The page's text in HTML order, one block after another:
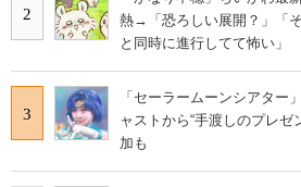
2
熱→「恐ろしい展開？」「
と同時に進行してて怖い」
3
「セーラームーンシアタ
ャストから“手渡しのプレゼ
加も